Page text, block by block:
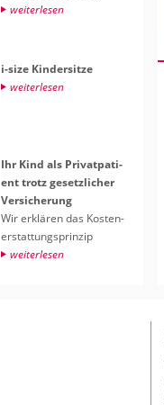
wei­ter­le­sen
i-size Kin­der­sit­ze
wei­ter­le­sen
Ihr Kind als Pri­vat­pa­ti­
ent trotz ge­setz­li­cher
Ver­si­che­rung
Wir er­klä­ren das Kos­ten­
er­stat­tungs­prin­zip
wei­ter­le­sen